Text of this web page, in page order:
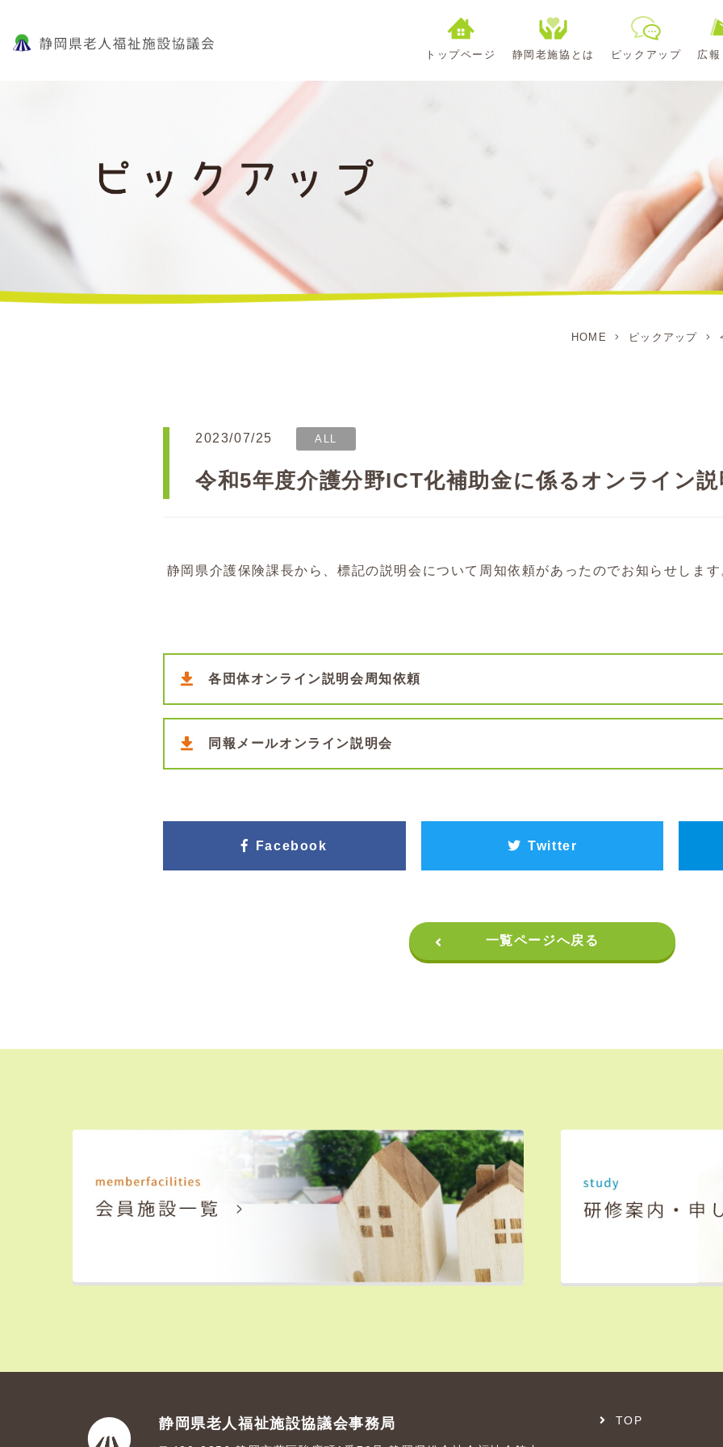
トップページ 静岡老施協とは ピックアップ 広
HOME ピックアップ
2023/07/25 ALL
令和5年度介護分野ICT化補助金に係るオンライン
静岡県介護保険課長から、標記の説明会について周知依頼があったのでお知らせしま
各団体オンライン説明会周知依頼
同報メールオンライン説明会
Facebook Twitter
一覧ページへ戻る
TOP
静岡県老人福祉施設協議会事務局